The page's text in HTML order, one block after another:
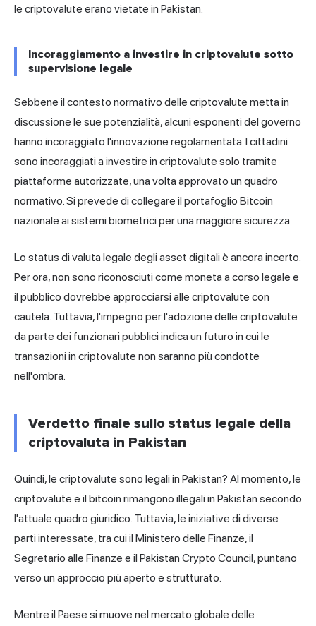
le criptovalute erano vietate in Pakistan.
Incoraggiamento a investire in criptovalute sotto
supervisione legale
Sebbene il contesto normativo delle criptovalute metta in
discussione le sue potenzialità, alcuni esponenti del governo
hanno incoraggiato l'innovazione regolamentata. I cittadini
sono incoraggiati a investire in criptovalute solo tramite
piattaforme autorizzate, una volta approvato un quadro
normativo. Si prevede di collegare il portafoglio Bitcoin
nazionale ai sistemi biometrici per una maggiore sicurezza.
Lo status di valuta legale degli asset digitali è ancora incerto.
Per ora, non sono riconosciuti come moneta a corso legale e
il pubblico dovrebbe approcciarsi alle criptovalute con
cautela. Tuttavia, l'impegno per l'adozione delle criptovalute
da parte dei funzionari pubblici indica un futuro in cui le
transazioni in criptovalute non saranno più condotte
nell'ombra.
Verdetto finale sullo status legale della
criptovaluta in Pakistan
Quindi, le criptovalute sono legali in Pakistan? Al momento, le
criptovalute e il bitcoin rimangono illegali in Pakistan secondo
l'attuale quadro giuridico. Tuttavia, le iniziative di diverse
parti interessate, tra cui il Ministero delle Finanze, il
Segretario alle Finanze e il Pakistan Crypto Council, puntano
verso un approccio più aperto e strutturato.
Mentre il Paese si muove nel mercato globale delle